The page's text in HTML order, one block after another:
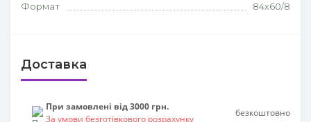
Формат
84х60/8
Доставка
При замовлені від 3000 грн.
За умови безготівкового розрахунку
безкоштовно